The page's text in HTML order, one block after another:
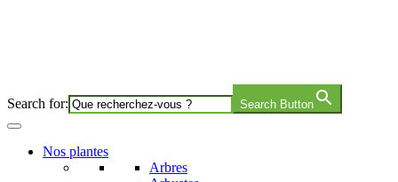
Search for: Search Button
Nos plantes
Arbres